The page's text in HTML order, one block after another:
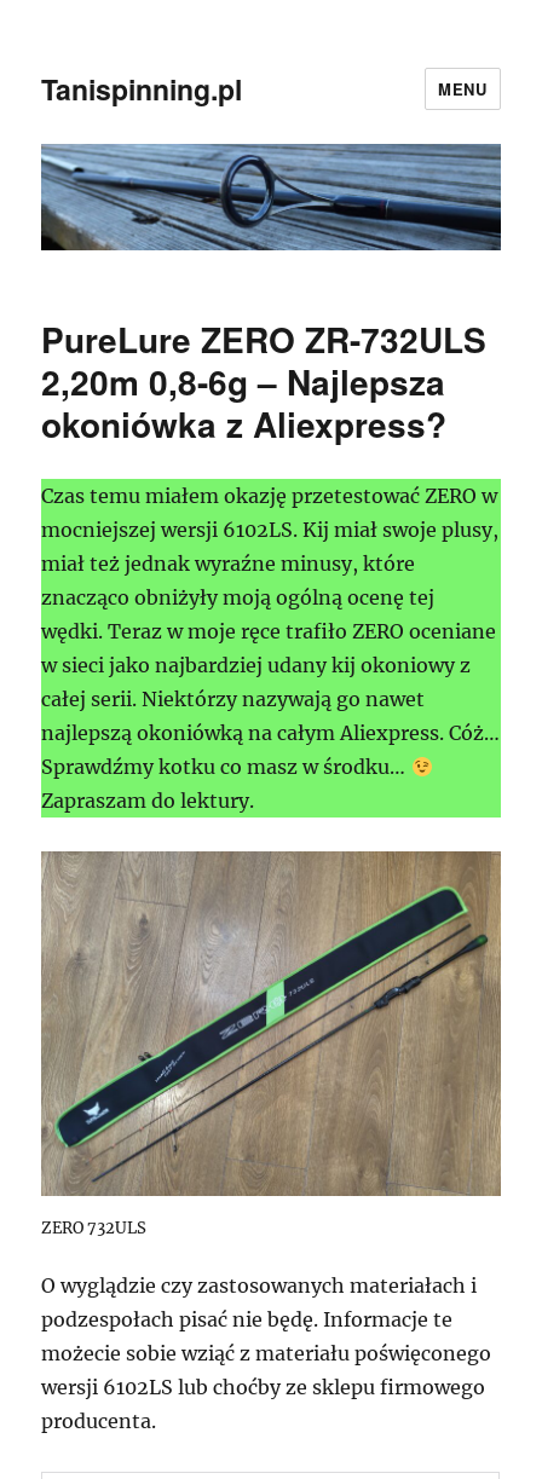
Tanispinning.pl MENU
PureLure ZERO ZR-732ULS
2,20m 0,8-6g – Najlepsza
okoniówka z Aliexpress?
Czas temu miałem okazję przetestować ZERO w
mocniejszej wersji 6102LS. Kij miał swoje plusy,
miał też jednak wyraźne minusy, które
znacząco obniżyły moją ogólną ocenę tej
wędki. Teraz w moje ręce trafiło ZERO oceniane
w sieci jako najbardziej udany kij okoniowy z
całej serii. Niektórzy nazywają go nawet
najlepszą okoniówką na całym Aliexpress. Cóż…
Sprawdźmy kotku co masz w środku…
Zapraszam do lektury.
ZERO 732ULS
O wyglądzie czy zastosowanych materiałach i
podzespołach pisać nie będę. Informacje te
możecie sobie wziąć z materiału poświęconego
wersji 6102LS lub choćby ze sklepu firmowego
producenta.